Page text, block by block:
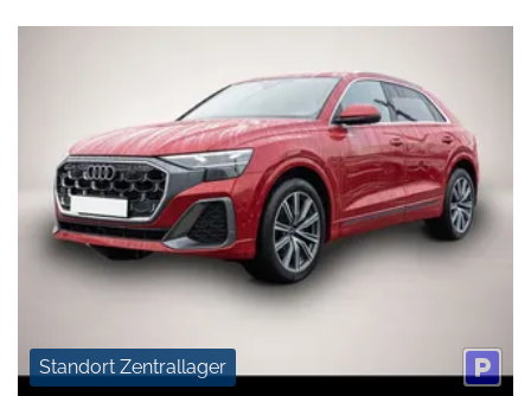
Standort Zentrallager